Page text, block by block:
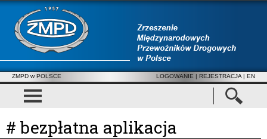
ZMPD w POLSCE LOGOWANIE | REJESTRACJA | EN
# bezpłatna aplikacja